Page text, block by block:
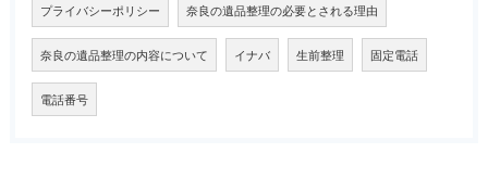
プライバシーポリシー 奈良の遺品整理の必要とされる理由
奈良の遺品整理の内容について イナバ 生前整理 固定電話
電話番号